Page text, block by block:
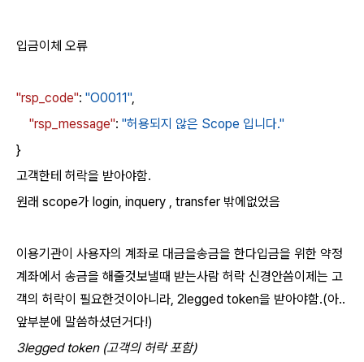
입금이체 오류
"rsp_code": "O0011",
"rsp_message": "허용되지 않은 Scope 입니다."
}
고객한테 허락을 받아야함.
원래 scope가 login, inquery , transfer 밖에없었음
이용기관이 사용자의 계좌로 대금을송금을 한다입금을 위한 약정
계좌에서 송금을 해줄것보낼때 받는사람 허락 신경안씀이제는 고
객의 허락이 필요한것이아니라, 2legged token을 받아야함.(아..
앞부분에 말씀하셨던거다!)
3legged token (고객의 허락 포함)